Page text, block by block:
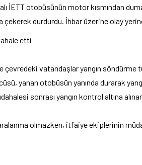
İETT otobüsünün motor kısmından
çekerek durdurdu. İhbar üzerine olay
etti
çevredeki vatandaşlar yangın söndürme
yanan otobüsün yanında durarak
sonrası yangın kontrol altına
olmazken, itfaiye ekiplerinin